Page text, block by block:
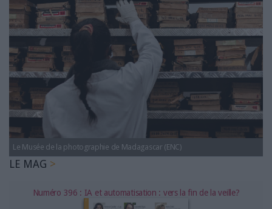
LES DOSSIERS
LES NEWSLETTERS
LE MAGAZINE
LES GUIDES PRATIQUES
LES BASES DE DONNÉES
L'ESPACE EMPLOI
L'AGENDA
L'ANNUAIRE DES ACTEURS
LES LIVRES BLANCS
Le Musée de la photographie de Madagascar (ENC)
LE MAG
Numéro 396 : IA et automatisation : vers la fin de la veille?